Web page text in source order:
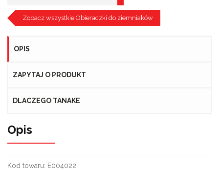
Zobacz wszystkie Obieraczki do ziemniaków
OPIS
ZAPYTAJ O PRODUKT
DLACZEGO TANAKE
Opis
Kod towaru: E004022